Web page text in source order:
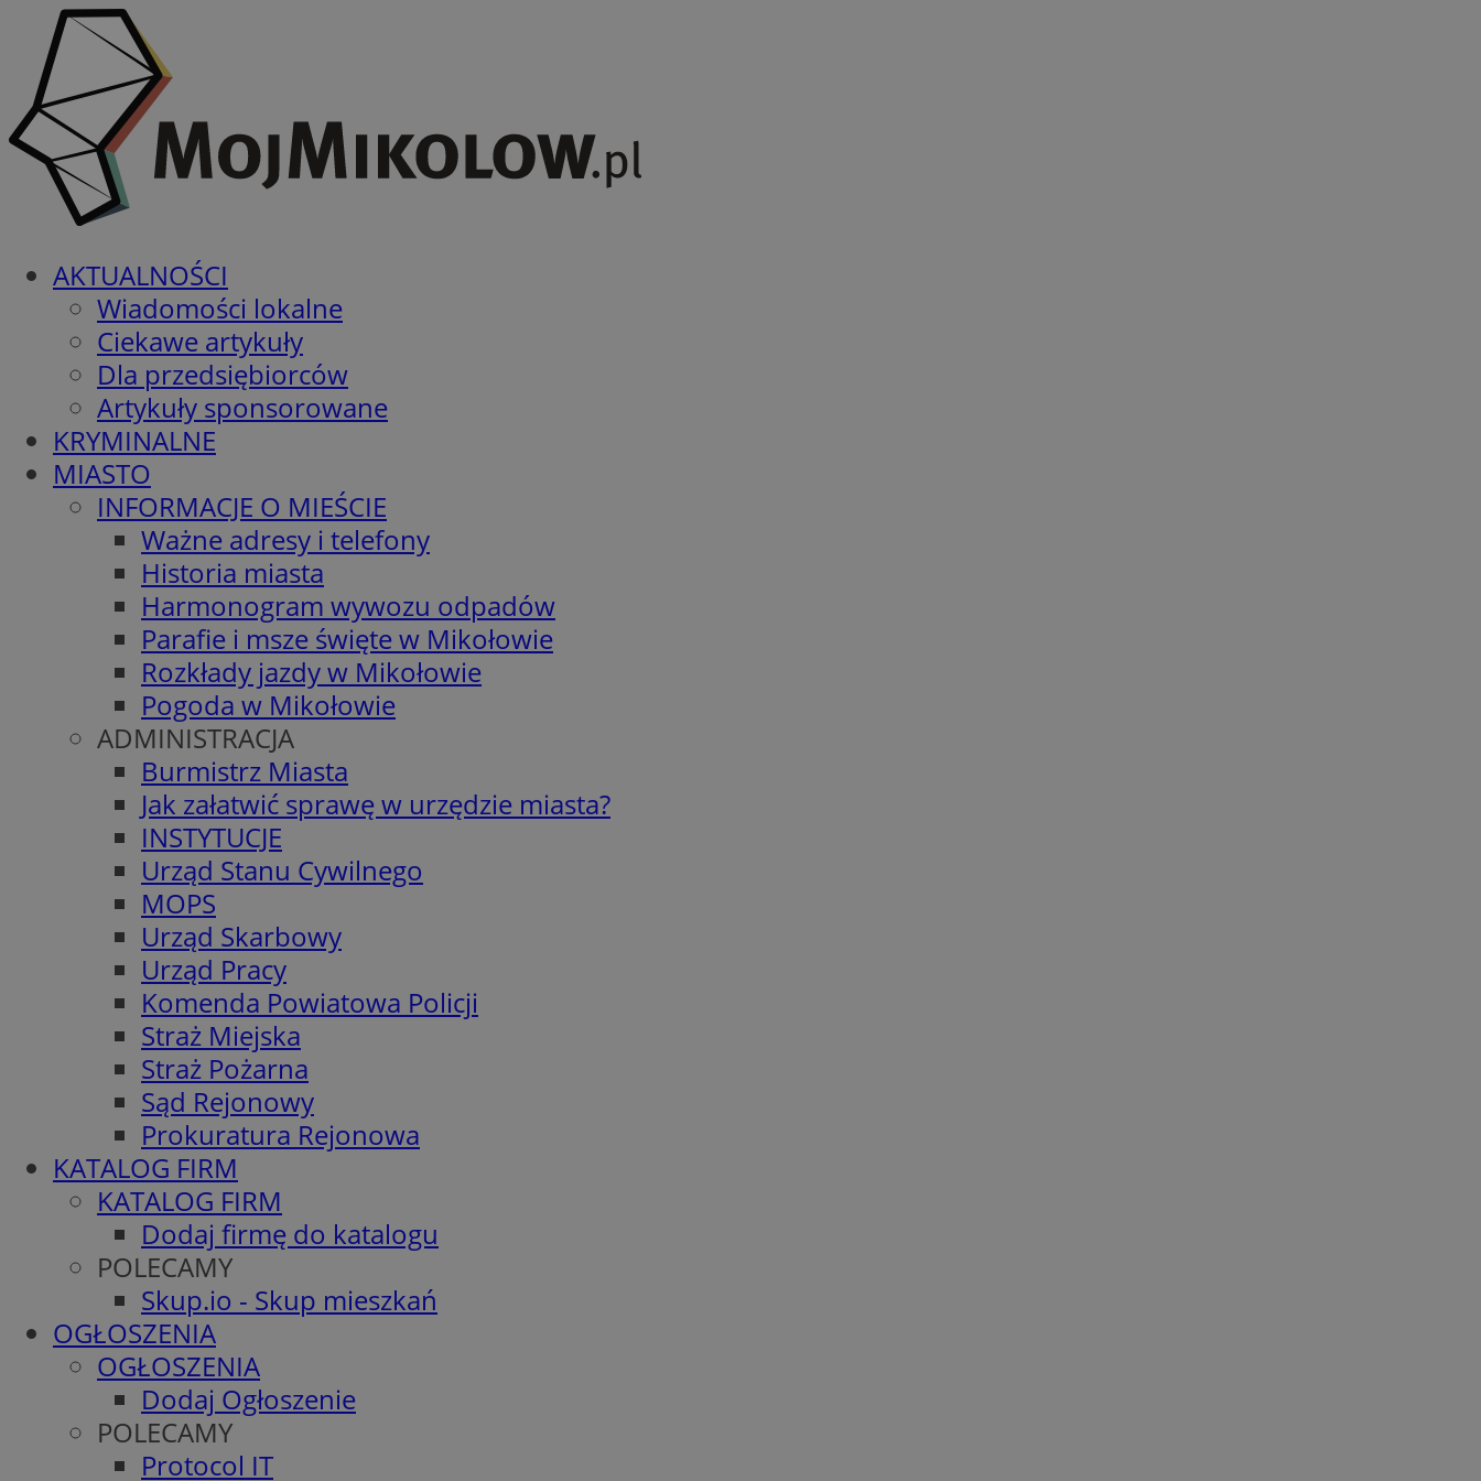
AKTUALNOŚCI
Wiadomości lokalne
Ciekawe artykuły
Dla przedsiębiorców
Artykuły sponsorowane
KRYMINALNE
MIASTO
INFORMACJE O MIEŚCIE
Ważne adresy i telefony
Historia miasta
Harmonogram wywozu odpadów
Parafie i msze święte w Mikołowie
Rozkłady jazdy w Mikołowie
Pogoda w Mikołowie
ADMINISTRACJA
Burmistrz Miasta
Jak załatwić sprawę w urzędzie miasta?
INSTYTUCJE
Urząd Stanu Cywilnego
MOPS
Urząd Skarbowy
Urząd Pracy
Komenda Powiatowa Policji
Straż Miejska
Straż Pożarna
Sąd Rejonowy
Prokuratura Rejonowa
KATALOG FIRM
KATALOG FIRM
Dodaj firmę do katalogu
POLECAMY
Skup.io - Skup mieszkań
OGŁOSZENIA
OGŁOSZENIA
Dodaj Ogłoszenie
POLECAMY
Protocol IT